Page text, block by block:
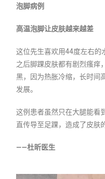
泡脚病例
高温泡脚让皮肤越来越差
这位先生喜欢用44度左右的
之后脚踝皮肤都有剧烈瘙痒
黑，因为热胀冷缩，长时间
发展。
这例患者虽然只在大腿能看
直传导至足踝，造成了皮肤
——杜昕医生